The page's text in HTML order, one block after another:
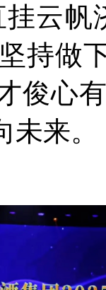
云
持做
俊心
来。